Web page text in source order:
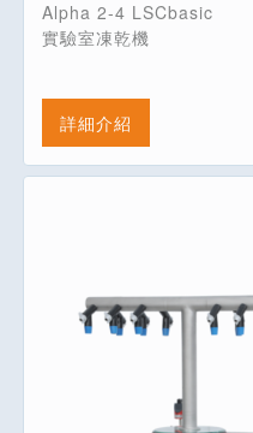
Alpha 2-4 LSCbasic
實驗室凍乾機
詳細介紹